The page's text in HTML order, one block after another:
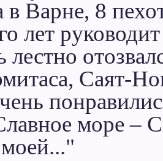
в Варне, 8
лет
лестно
Саят-
море –